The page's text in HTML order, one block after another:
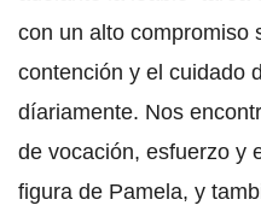
con un alto compromiso
contención y el cuidado
díariamente. Nos
de vocación, esfuerzo y
figura de Pamela, y